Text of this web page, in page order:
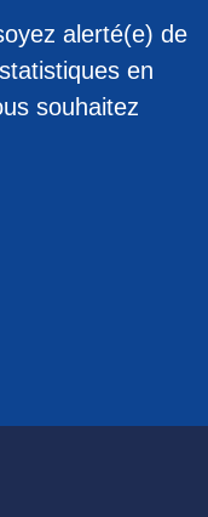
alerté(e) de
en
souhaitez